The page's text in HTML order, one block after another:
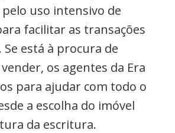
uso intensivo de
facilitar as transações
está à procura de
os agentes da Era
para ajudar com todo o
a escolha do imóvel
da escritura.